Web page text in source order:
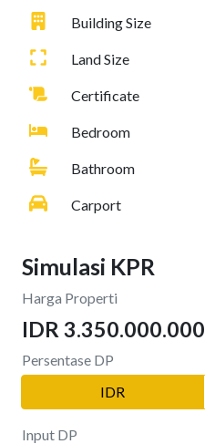
Building Size
Land Size
Certificate
Bedroom
Bathroom
Carport
Simulasi KPR
Harga Properti
IDR 3.350.000.000
Persentase DP
IDR
Input DP